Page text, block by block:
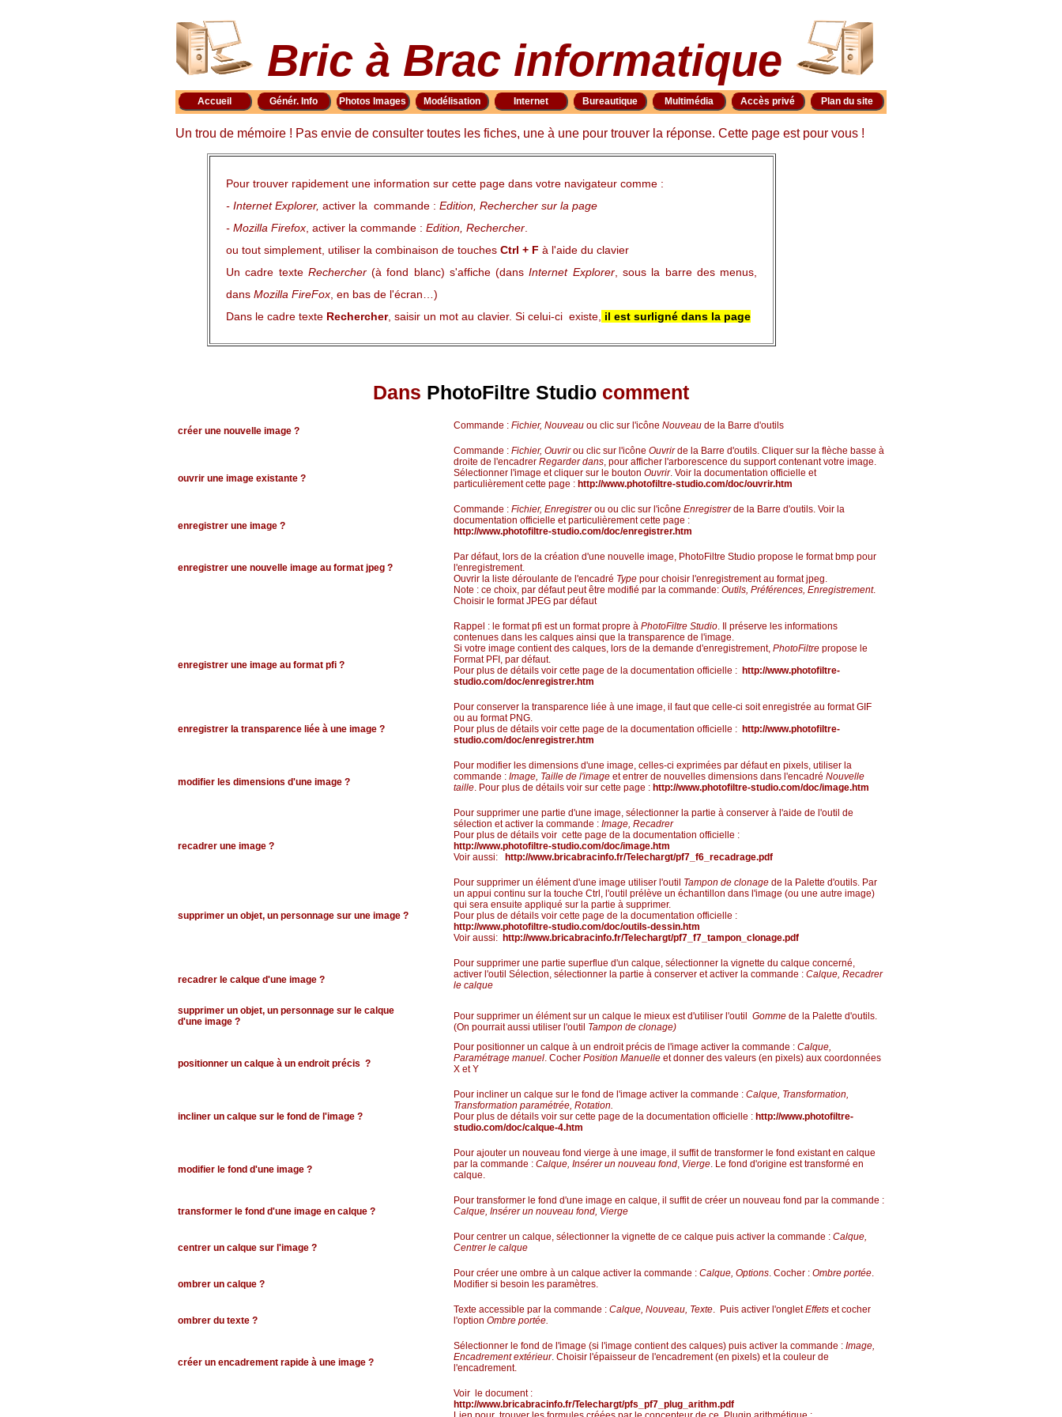
Bric à Brac informatique
Plan du site
Accès privé
Multimédia
Bureautique
Internet
Modélisation
Photos Images
Génér. Info
Accueil
Un trou de mémoire ! Pas envie de consulter toutes les fiches, une à une pour trouver la réponse. Cette page est pour vous !
Pour trouver rapidement une information sur cette page dans votre navigateur comme :
- Internet Explorer, activer la commande : Edition, Rechercher sur la page
- Mozilla Firefox , activer la commande : Edition, Rechercher
ou tout simplement, utiliser la combinaison de touches Ctrl + F à l'aide du clavier
Un cadre texte Rechercher(à fond blanc) s'affiche (dansInternet Explorer, sous la barre des menus,
dans Mozilla FireFox , en bas de l'écran…)
Dans le cadre texte Rechercher, saisir un mot au clavier. Si celui-ci existe, il est surligné dans la page
Dans PhotoFiltre Studio comment
créer une nouvelle image ? Commande : Fichier, Nouveau ou clic sur l'icône Nouveau de la Barre d'outils
ouvrir une image existante ?
Commande : Fichier, Ouvrirou clic sur l'icône Ouvrirde la Barre d'outils. Cliquer sur la flèche basse à
droite de l'encadrer Regarder dans , pour afficher l'arborescence du support contenant votre image.
Sélectionner l'image et cliquer sur le bouton Ouvrir. Voir la documentation officielle et
particulièrement cette page : http://www.photofiltre-studio.com/doc/ouvrir.htm
enregistrer une image ?
Commande : Fichier, Enregistrerou ou clic sur l'icône Enregistrerde la Barre d'outils. Voir la
documentation officielle et particulièrement cette page :
http://www.photofiltre-studio.com/doc/enregistrer.htm
enregistrer une nouvelle image au format jpeg ?
Par défaut, lors de la création d'une nouvelle image, PhotoFiltre Studio propose le format bmp pour
l'enregistrement.
Ouvrir la liste déroulante de l'encadré Type pour choisir l'enregistrement au format jpeg.
Note : ce choix, par défaut peut être modifié par la commande: Outils, Préférences, Enregistrement.
Choisir le format JPEG par défaut
enregistrer une image au format pfi ?
Rappel : le format pfi est un format propre à PhotoFiltre Studio . Il préserve les informations
contenues dans les calques ainsi que la transparence de l'image.
Si votre image contient des calques, lors de la demande d'enregistrement, PhotoFiltre propose le
Format PFI, par défaut.
Pour plus de détails voir cette page de la documentation officielle : http://www.photofiltre-
studio.com/doc/enregistrer.htm
enregistrer la transparence liée à une image ?
Pour conserver la transparence liée à une image, il faut que celle-ci soit enregistrée au format GIF
ou au format PNG.
Pour plus de détails voir cette page de la documentation officielle : http://www.photofiltre-
studio.com/doc/enregistrer.htm
modifier les dimensions d'une image ?
Pour modifier les dimensions d'une image, celles-ci exprimées par défaut en pixels, utiliser la
commande : Image, Taille de l'image et entrer de nouvelles dimensions dans l'encadré Nouvelle
taille . Pour plus de détails voir sur cette page : http://www.photofiltre-studio.com/doc/image.htm
recadrer une image ?
Pour supprimer une partie d'une image, sélectionner la partie à conserver à l'aide de l'outil de
sélection et activer la commande : Image, Recadrer
Pour plus de détails voir cette page de la documentation officielle :
http://www.photofiltre-studio.com/doc/image.htm
Voir aussi:
http://www.bricabracinfo.fr/Telechargt/pf7_f6_recadrage.pdf
supprimer un objet, un personnage sur une image ?
Pour supprimer un élément d'une image utiliser l'outil Tampon de clonage de la Palette d'outils. Par
un appui continu sur la touche Ctrl, l'outil prélève un échantillon dans l'image (ou une autre image)
qui sera ensuite appliqué sur la partie à supprimer.
Pour plus de détails voir cette page de la documentation officielle :
http://www.photofiltre-studio.com/doc/outils-dessin.htm
Voir aussi: http://www.bricabracinfo.fr/Telechargt/pf7_f7_tampon_clonage.pdf
recadrer le calque d'une image ?
Pour supprimer une partie superflue d'un calque, sélectionner la vignette du calque concerné,
activer l'outil Sélection, sélectionner la partie à conserver et activer la commande : Calque, Recadrer
le calque
supprimer un objet, un personnage sur le calque
d'une image ?
Pour supprimer un élément sur un calque le mieux est d'utiliser l'outil Gomme de la Palette d'outils.
(On pourrait aussi utiliser l'outil Tampon de clonage)
positionner un calque à un endroit précis ?
Pour positionner un calque à un endroit précis de l'image activer la commande : Calque,
Paramétrage manuel . Cocher Position Manuelle et donner des valeurs (en pixels) aux coordonnées
X et Y
incliner un calque sur le fond de l'image ?
Pour incliner un calque sur le fond de l'image activer la commande : Calque, Transformation,
Transformation paramétrée, Rotation.
Pour plus de détails voir sur cette page de la documentation officielle : http://www.photofiltre-
studio.com/doc/calque-4.htm
modifier le fond d'une image ?
Pour ajouter un nouveau fond vierge à une image, il suffit de transformer le fond existant en calque
par la commande : Calque, Insérer un nouveau fond Vierge . Le fond d'origine est transformé en
calque.
transformer le fond d'une image en calque ?
Pour transformer le fond d'une image en calque, il suffit de créer un nouveau fond par la commande :
Calque, Insérer un nouveau fond, Vierge
centrer un calque sur l'image ?
Pour centrer un calque, sélectionner la vignette de ce calque puis activer la commande : Calque,
Centrer le calque
ombrer un calque ?
Pour créer une ombre à un calque activer la commande : Calque, Options . Cocher : Ombre portée
Modifier si besoin les paramètres.
ombrer du texte ?
Texte accessible par la commande : Calque, Nouveau, Texte . Puis activer l'ongletEffets et cocher
l'option Ombre portée.
créer un encadrement rapide à une image ?
Sélectionner le fond de l'image (si l'image contient des calques) puis activer la commande : Image,
Encadrement extérieur. Choisir l'épaisseur de l'encadrement (en pixels) et la couleur de
l'encadrement.
Voir le document :
http://www.bricabracinfo.fr/Telechargt/pfs_pf7_plug_arithm.pdf